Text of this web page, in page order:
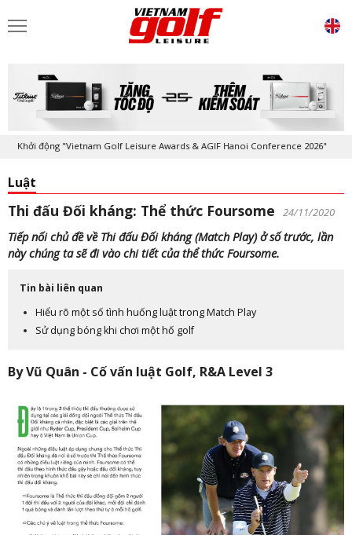
Khởi động "Vietnam Golf Leisure Awards & AGIF Hanoi Conference 2026"
Luật
Thi đấu Đối kháng: Thể thức Foursome 24/11/2020
Tiếp nối chủ đề về Thi đấu Đối kháng (Match Play) ở số trước, lần
này chúng ta sẽ đi vào chi tiết của thể thức Foursome.
Tin bài liên quan
Hiểu rõ một số tình huống luật trong Match Play
Sử dụng bóng khi chơi một hố golf
By Vũ Quân - Cố vấn luật Golf, R&A Level 3